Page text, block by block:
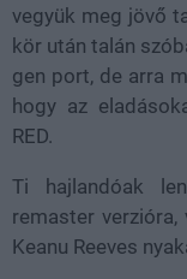
vegyük meg jövő
kör után talán
gen port, de arra
hogy az
RED.
Ti hajlandóak
remaster
Keanu Reeves